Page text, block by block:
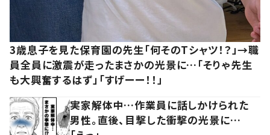
3歳息子を見た保育園の先生「何そのTシャツ！？」→職
員全員に激震が走ったまさかの光景に…「そりゃ先生
も大興奮するはず」「すげーー！！」
実家解体中…作業員に話しかけられた
男性。直後、目撃した衝撃の光景に…